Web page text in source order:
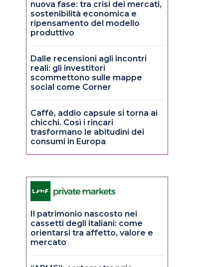
nuova fase: tra crisi dei mercati,
sostenibilità economica e
ripensamento del modello
produttivo
Dalle recensioni agli incontri
reali: gli investitori
scommettono sulle mappe
social come Corner
Caffè, addio capsule si torna ai
chicchi. Così i rincari
trasformano le abitudini dei
consumi in Europa
Il patrimonio nascosto nei
cassetti degli italiani: come
orientarsi tra affetto, valore e
mercato